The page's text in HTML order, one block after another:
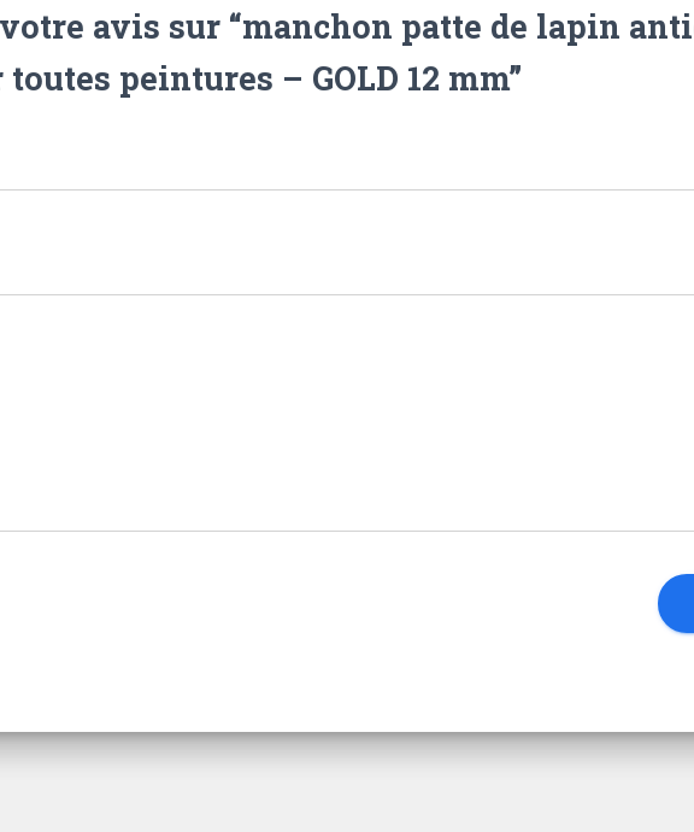
avis sur “manchon patte de lapin
peintures – GOLD 12 mm”